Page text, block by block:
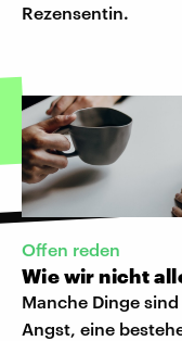
Rezensentin.
Offen reden
Wie wir nicht
Manche Dinge
Angst, eine